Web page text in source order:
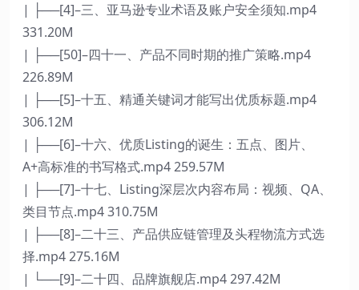
| ├──[4]–三、亚马逊专业术语及账户安全须知.mp4
331.20M
| ├──[50]–四十一、产品不同时期的推广策略.mp4
226.89M
| ├──[5]–十五、精通关键词才能写出优质标题.mp4
306.12M
| ├──[6]–十六、优质Listing的诞生：五点、图片、
A+高标准的书写格式.mp4 259.57M
| ├──[7]–十七、Listing深层次内容布局：视频、QA、
类目节点.mp4 310.75M
| ├──[8]–二十三、产品供应链管理及头程物流方式选
择.mp4 275.16M
| └──[9]–二十四、品牌旗舰店.mp4 297.42M